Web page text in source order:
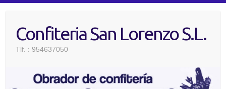
contenidoConfiteria San Lorenzo S.L.
Tlf. : 954637050